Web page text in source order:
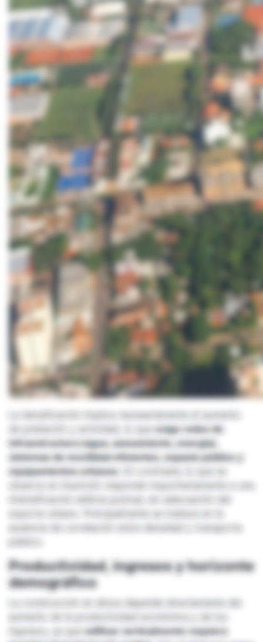
La densificación implica necesariamente el aumento
de población y actividad, lo que exige redes de
infraestructura (agua, saneamiento, energía),
sistemas de movilidad eficientes, espacio público y
equipamientos urbanos.
En contraste, lo que se
observa en Asunción responde mayoritariamente a una
intensificación edilicia puntual, sin adecuación del
soporte urbano. Principalmente se traduce en la
ausencia de correlación entre densidad y transporte
Productividad, ingresos y horizonte
demográfico
La construcción en altura depende directamente del
aumento de la productividad económica y de los
ingresos, ya que edificar verticalmente requiere